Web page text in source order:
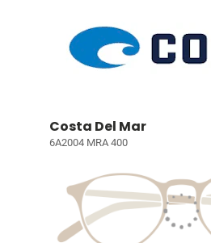
Costa Del Mar
6A2004 MRA 400